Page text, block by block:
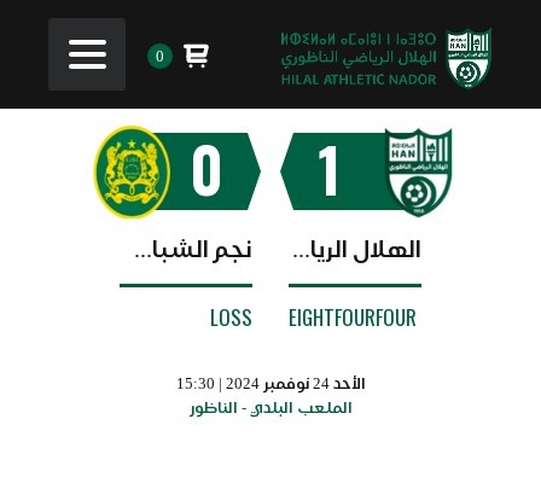
0
1
الهلال الرياضي الناظوري
EIGHTFOURFOUR
0
نجم الشباب البيضاوي
LOSS
الأحد 24 نوفمبر 2024 | 15:30
الملعب البلدي - الناظور